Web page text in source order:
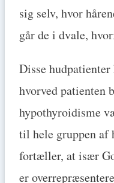
sig selv, hvor
går de i dvale,
Disse
hvorved patienten
hypothyroidisme
til hele gruppen af
fortæller, at især
er